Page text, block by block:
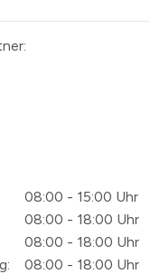
08:00 - 15:00 Uhr
08:00 - 18:00 Uhr
08:00 - 18:00 Uhr
08:00 - 18:00 Uhr